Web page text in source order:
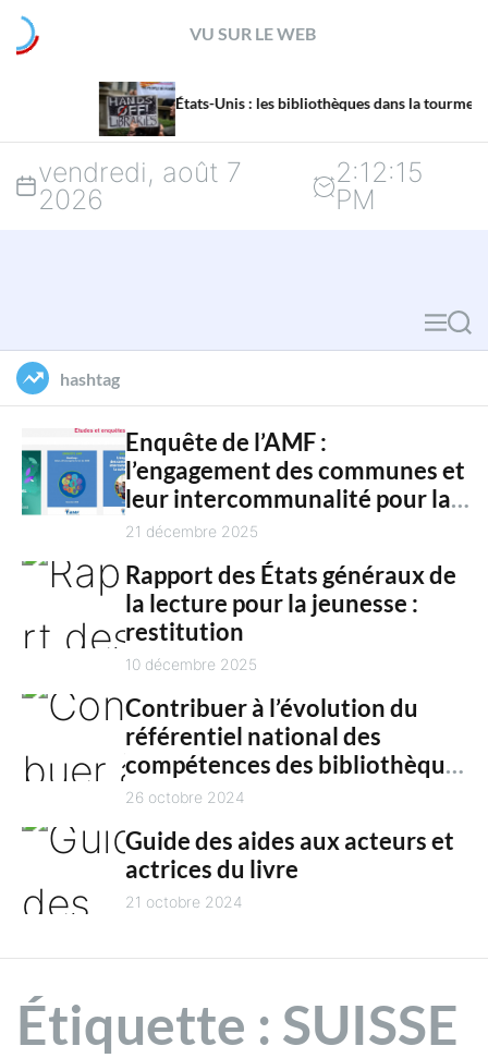
p
t
VU SUR LE WEB
États-Unis : les bibliothèques dans la tourmente
vendredi, août 7
2026
2:12:16
PM
M
n
S
a
c
h
hashtag
Enquête de l’AMF :
l’engagement des communes et
leur intercommunalité pour la
culture en 2025
21 décembre 2025
Rapport des États généraux de
la lecture pour la jeunesse :
restitution
10 décembre 2025
Contribuer à l’évolution du
référentiel national des
compétences des bibliothèques
territoriales
26 octobre 2024
Guide des aides aux acteurs et
actrices du livre
21 octobre 2024
Étiquette : SUISSE